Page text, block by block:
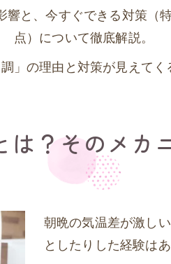
と、今すぐできる対策（
点）について徹底解説。
」の理由と対策が見えてく
は？そのメカ
朝晩の気温差が激し
としたりした経験は